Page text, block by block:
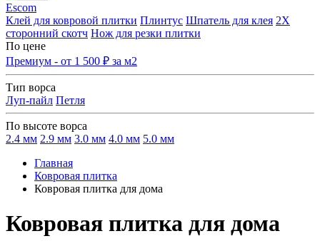
Escom
Клей для ковровой плитки Плинтус Шпатель для клея 2Х
сторонний скотч Нож для резки плитки
По цене
Премиум - от 1 500 ₽ за м2
Тип ворса
Луп-пайл Петля
По высоте ворса
2.4 мм 2.9 мм 3.0 мм 4.0 мм 5.0 мм
Главная
Ковровая плитка
Ковровая плитка для дома
Ковровая плитка для дома